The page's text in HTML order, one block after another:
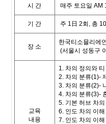
시
간 매주 토요일 AM
기 간 주 1 日 2회 , 총 10
장 소
한국티소믈리에
(서울시 성동구
교육
내용
1. 차의 정의와
2. 차의 분류(1)-
3. 차의 분류(2)-
4. 차의 분류(3)-
5. 기본 허브 차
6. 인도 차의 이
7. 인도 차의 이